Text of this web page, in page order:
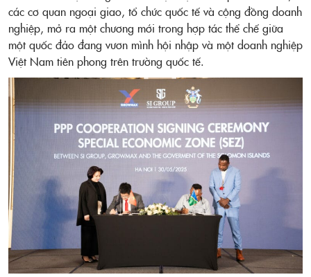
các cơ quan ngoại giao, tổ chức quốc tế và cộng đồng doanh
nghiệp, mở ra một chương mới trong hợp tác thể chế giữa
một quốc đảo đang vươn mình hội nhập và một doanh nghiệp
Việt Nam tiên phong trên trường quốc tế.